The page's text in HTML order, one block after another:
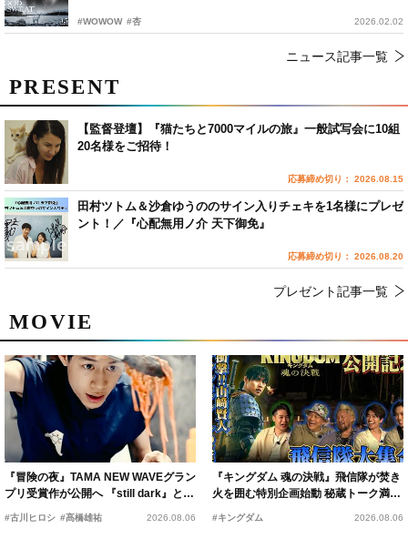
#WOWOW #杏 2026.02.02
ニュース記事一覧
MOVIE
『冒険の夜』TAMA NEW WAVEグラン
プリ受賞作が公開へ 『still dark』と同
時上映決定
#古川ヒロシ #髙橋雄祐 2026.08.06
『キングダム 魂の決戦』飛信隊が焚き
火を囲む特別企画始動 秘蔵トーク満載
の“キングダムキャンプ”開催
#キングダム 2026.08.06
PRESENT
【監督登壇】『猫たちと7000マイルの旅』一般試写会に10組
20名様をご招待！
応募締め切り： 2026.08.15
田村ツトム＆沙倉ゆうののサイン入りチェキを1名様にプレゼ
ント！／『心配無用ノ介 天下御免』
応募締め切り： 2026.08.20
プレゼント記事一覧